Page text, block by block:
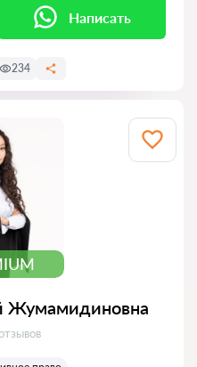
Написать
234
Жумамидиновна